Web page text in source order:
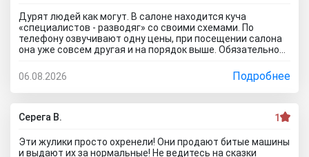
82В.
Дурят людей как могут. В салоне находится куча
«специалистов - разводяг» со своими схемами. По
телефону озвучивают одну цены, при посещении салона
она уже совсем другая и на порядок выше. Обязательное
соответственно цена на авто вырастет на приличную
сумму. По телефону озвучивают каско якобы первый год в
подарок, а потом на ваше усмотрение и страхование
жизни не обязательно, если работа не связана с риском
для жизни. Автомобиль типо находится на складе.
привезут его. Какой будет автомобиль? По отзывам об
автосалоне Авиатор были случаи со скрученным
06.08.2026 Подробнее
Серега В. 1
Эти жулики просто охренели! Они продают битые машины
и выдают их за нормальные! Не ведитесь на сказки